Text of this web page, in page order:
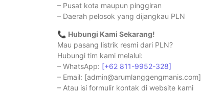
– Pusat kota maupun pinggiran
– Daerah pelosok yang dijangkau PLN
📞 Hubungi Kami Sekarang!
Mau pasang listrik resmi dari PLN?
Hubungi tim kami melalui:
– WhatsApp: [+62 811-9952-328]
– Email: [admin@arumlanggengmanis.com]
– Atau isi formulir kontak di website kami